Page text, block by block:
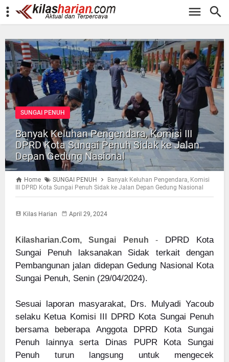
-->
SUNGAI PENUH
Banyak Keluhan Pengendara, Komisi III
DPRD Kota Sungai Penuh Sidak ke Jalan
Depan Gedung Nasional
Home SUNGAI PENUH
Banyak Keluhan Pengendara, Komisi
III DPRD Kota Sungai Penuh Sidak ke Jalan Depan Gedung Nasional
Kilas Harian April 29, 2024
Kilasharian.Com, Sungai Penuh- DPRD Kota
Sungai Penuh laksanakan Sidak terkait dengan
Pembangunan jalan didepan Gedung Nasional Kota
Sungai Penuh, Senin (29/04/2024).
Sesuai laporan masyarakat, Drs. Mulyadi Yacoub
selaku Ketua Komisi III DPRD Kota Sungai Penuh
bersama beberapa Anggota DPRD Kota Sungai
Penuh lainnya serta Dinas PUPR Kota Sungai
Penuh turun langsung untuk mengecek